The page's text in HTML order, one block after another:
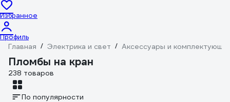
Избранное
Профиль
Главная / Электрика и свет / Аксессуары и
Пломбы на кран
238 товаров
По популярности